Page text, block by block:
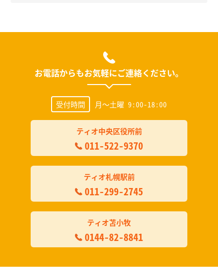
お電話からもお気軽にご連絡ください。
受付時間 月～土曜 9:00-18:00
ティオ中央区役所前
011-522-9370
ティオ札幌駅前
011-299-2745
ティオ苫小牧
0144-82-8841